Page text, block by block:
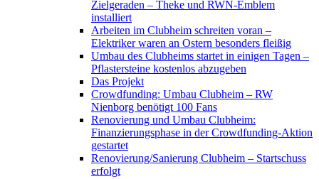
Zielgeraden – Theke und RWN-Emblem
installiert
Arbeiten im Clubheim schreiten voran –
Elektriker waren an Ostern besonders fleißig
Umbau des Clubheims startet in einigen Tagen –
Pflastersteine kostenlos abzugeben
Das Projekt
Crowdfunding: Umbau Clubheim – RW
Nienborg benötigt 100 Fans
Renovierung und Umbau Clubheim:
Finanzierungsphase in der Crowdfunding-Aktion
gestartet
Renovierung/Sanierung Clubheim – Startschuss
erfolgt